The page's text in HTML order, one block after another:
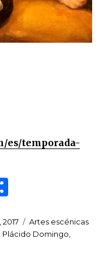
es/temporada-
m
p
Categorías
Artes escénicas
Plácido Domingo